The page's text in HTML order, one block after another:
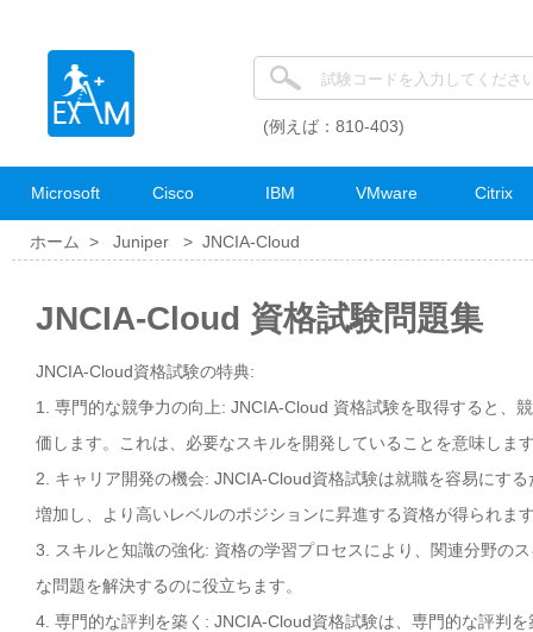
(例えば：810-403)
Microsoft Cisco IBM VMware Citrix
ホーム > Juniper > JNCIA-Cloud
JNCIA-Cloud 資格試験問題集
JNCIA-Cloud資格試験の特典:
1. 専門的な競争力の向上: JNCIA-Cloud 資格試験を取得すると、
価します。これは、必要なスキルを開発していることを意味しま
2. キャリア開発の機会: JNCIA-Cloud資格試験は就職を容易にす
増加し、より高いレベルのポジションに昇進する資格が得られま
3. スキルと知識の強化: 資格の学習プロセスにより、関連分野の
な問題を解決するのに役立ちます。
4. 専門的な評判を築く: JNCIA-Cloud資格試験は、専門的な評判